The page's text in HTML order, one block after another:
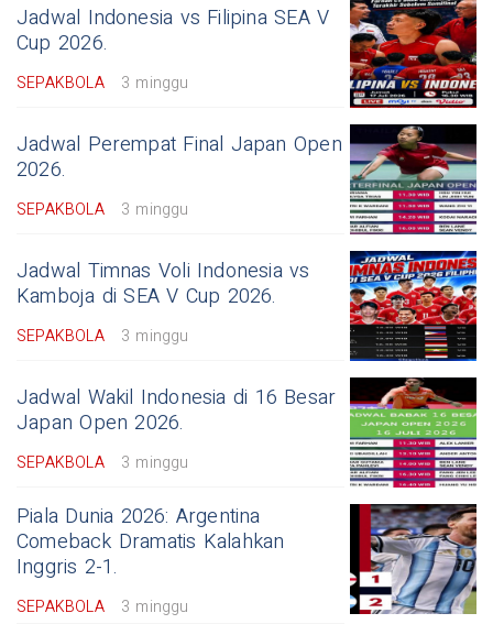
Jadwal Indonesia vs Filipina SEA V
Cup 2026.
SEPAKBOLA 3 minggu
Jadwal Perempat Final Japan Open
2026.
SEPAKBOLA 3 minggu
Jadwal Timnas Voli Indonesia vs
Kamboja di SEA V Cup 2026.
SEPAKBOLA 3 minggu
Jadwal Wakil Indonesia di 16 Besar
Japan Open 2026.
SEPAKBOLA 3 minggu
Piala Dunia 2026: Argentina
Comeback Dramatis Kalahkan
Inggris 2-1.
SEPAKBOLA 3 minggu